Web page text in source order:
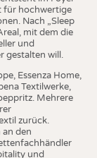
für hochwertige
Nach „Sleep
mit dem die
und
gestalten will.
Essenza Home,
Textilwerke,
Mehrere
zurück.
den
und